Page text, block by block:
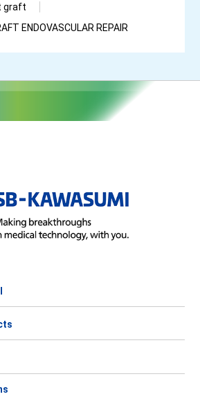
graft
ENDOVASCULAR REPAIR